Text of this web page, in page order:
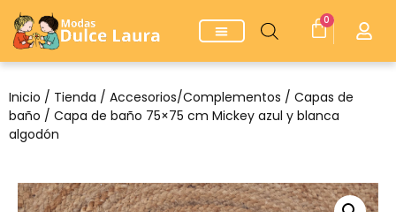
0
Inicio / Tienda / Accesorios/Complementos / Capas de
baño / Capa de baño 75×75 cm Mickey azul y blanca
algodón